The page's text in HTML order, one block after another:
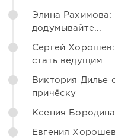
Элина
додумывайте...
Сергей
стать ведущим
Виктория Дилье
причёску
Ксения
Евгения